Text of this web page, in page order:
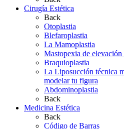
Cirugía Estética
Back
Otoplastia
Blefaroplastia
La Mamoplastia
Mastopexia de elevación
Braquioplastia
La Liposucción técnica
modelar tu figura
Abdominoplastia
Back
Medicina Estética
Back
Código de Barras